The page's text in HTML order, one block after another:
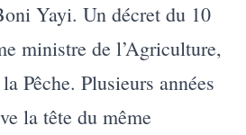
Yayi. Un décret du 10
ministre de l’Agriculture,
Pêche. Plusieurs années
la tête du même